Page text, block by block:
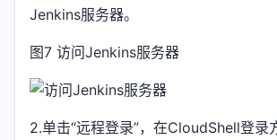
Jenkins服务器。
图7 访问Jenkins服务器
2.单击“远程登录”，在CloudShell登录